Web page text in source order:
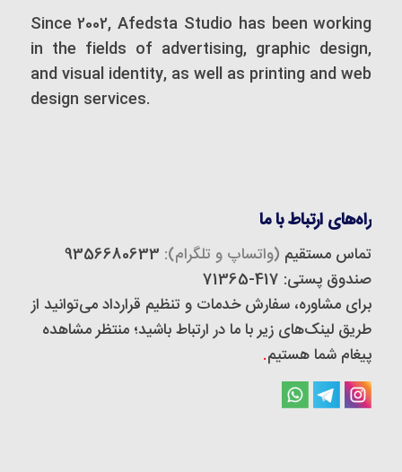
Since 2002, Afedsta Studio has been working
in the fields of advertising, graphic design,
and visual identity, as well as printing and web
design services.
راه‌های ارتباط با ما
تماس مستقیم (واتساپ و تلگرام):
صندوق پستی: 417-71365
برای مشاوره، سفارش خدمات و تنظیم قرارداد می‌توانید از
طریق لینک‌های زیر با ما در ارتباط باشید؛ منتظر مشاهده
پیغام شما هستیم.